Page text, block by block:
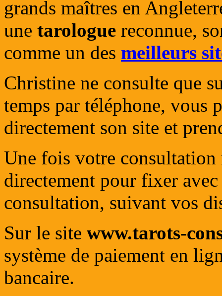
grands maîtres en
une tarologue reconnue,
comme un des meilleurs
Christine ne consulte que
temps par téléphone, vous
directement son site et
Une fois votre consultation
directement pour fixer
consultation, suivant vos
Sur le site www.tarots-
système de paiement en
bancaire.